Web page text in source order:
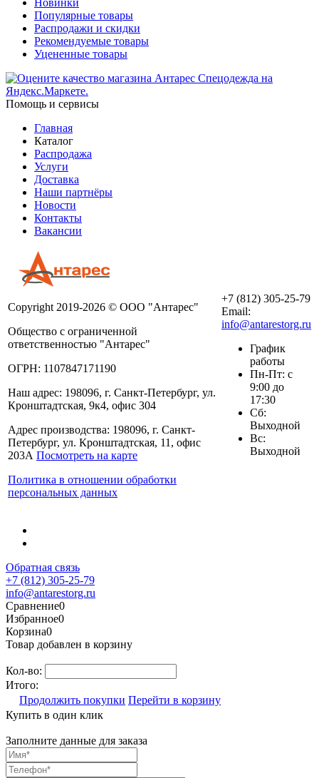
Популярные товары
Распродажи и скидки
Рекомендуемые товары
Уцененные товары
Помощь и сервисы
Главная
Каталог
Распродажа
Услуги
Доставка
Наши партнёры
Новости
Контакты
Вакансии
Copyright 2019-2026 © ООО "Антарес"
Общество с ограниченной
ответственностью "Антарес"
ОГРН: 1107847171190
Наш адрес: 198096, г. Санкт-Петербург, ул.
Кронштадтская, 9к4, офис 304
Адрес производства: 198096, г. Санкт-
Петербург, ул. Кронштадтская, 11, офис
203А Посмотреть на карте
Политика в отношении обработки
персональных данных
+7 (812) 305-25-79
Email:
info@antarestorg.ru
График
работы
Пн-Пт: с
9:00 до
17:30
Сб:
Выходной
Вс:
Выходной
Обратная связь
+7 (812) 305-25-79
info@antarestorg.ru
Сравнение0
Избранное0
Корзина0
Товар добавлен в корзину
Кол-во:
Итого:
Продолжить покупки Перейти в корзину
Купить в один клик
Заполните данные для заказа